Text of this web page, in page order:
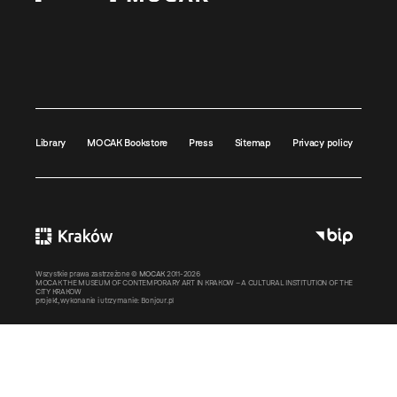
Library MOCAK Bookstore Press Sitemap Privacy policy
Wszystkie prawa zastrzeżone © MOCAK 2011-2026
MOCAK THE MUSEUM OF CONTEMPORARY ART IN KRAKOW – A CULTURAL INSTITUTION OF THE
CITY KRAKOW
projekt, wykonanie i utrzymanie: Bonjour.pl